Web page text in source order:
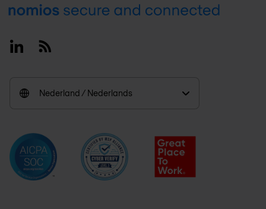
Footer
LinkedinRSS
Nederland / Nederlands